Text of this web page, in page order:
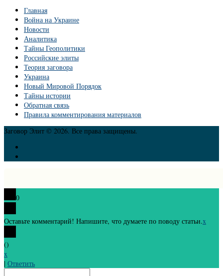
Главная
Война на Украине
Новости
Аналитика
Тайны Геополитики
Российские элиты
Теория заговора
Украина
Новый Мировой Порядок
Тайны истории
Обратная связь
Правила комментирования материалов
Заговор Элит © 2026. Все права защищены.
0
Оставьте комментарий! Напишите, что думаете по поводу статьи.x
()
x
| Ответить